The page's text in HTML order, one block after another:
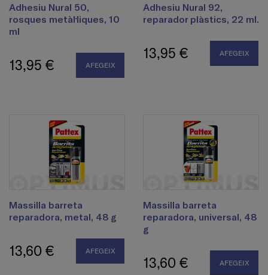
Adhesiu Nural 50,
rosques metàl·liques, 10
ml
13,95 € AFEGEIX
Adhesiu Nural 92,
reparador plàstics, 22 ml.
13,95 € AFEGEIX
Massilla barreta
reparadora, metal, 48 g
13,60 € AFEGEIX
Massilla barreta
reparadora, universal, 48
g
13,60 € AFEGEIX